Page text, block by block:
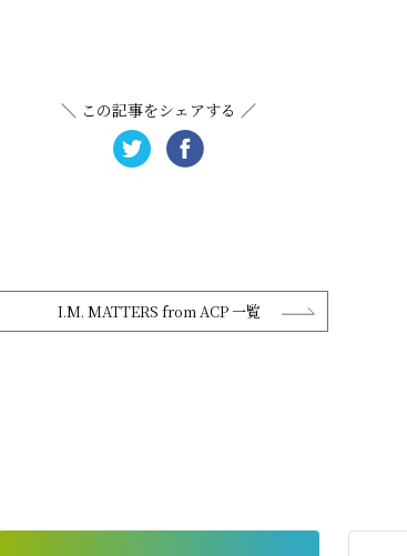
＼ この記事をシェアする ／
I.M. MATTERS from ACP 一覧